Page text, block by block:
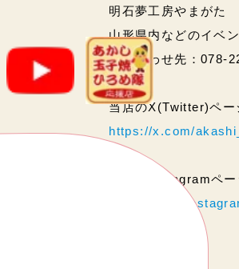
明石夢工房やまがた
山形県内などのイベ
問い合わせ先：078-
当店のX(Twitter)ペー
https://x.com/
当店のInstagramペ
https://